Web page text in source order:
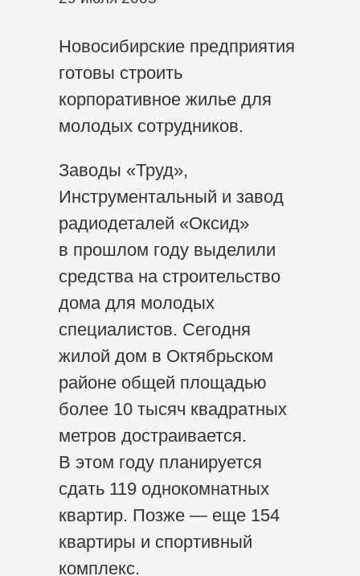
Новосибирские предприятия
готовы строить
корпоративное жилье для
молодых сотрудников.
Заводы «Труд»,
Инструментальный и завод
радиодеталей «Оксид»
в прошлом году выделили
средства на строительство
дома для молодых
специалистов. Сегодня
жилой дом в Октябрьском
районе общей площадью
более 10 тысяч квадратных
метров достраивается.
В этом году планируется
сдать 119 однокомнатных
квартир. Позже — еще 154
квартиры и спортивный
комплекс.